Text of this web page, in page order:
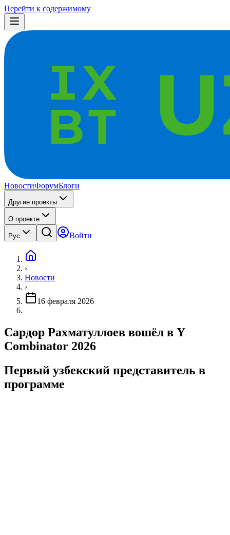
Перейти к содержимому
НовостиФорумБлоги
Другие проекты
О проекте
Рус Войти
›
Новости
›
16 февраля 2026
Сардор Рахматуллоев вошёл в Y
Combinator 2026
Первый узбекский представитель в
программе